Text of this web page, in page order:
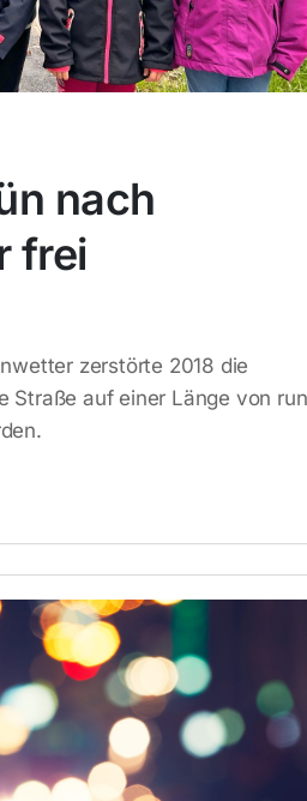
nach
frei
zerstörte 2018 die
Straße auf einer Länge von